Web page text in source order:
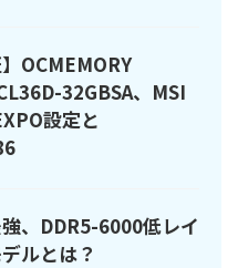
】OCMEMORY
32GBSA、MSI
設定と
、DDR5-6000低レイ
ルとは？